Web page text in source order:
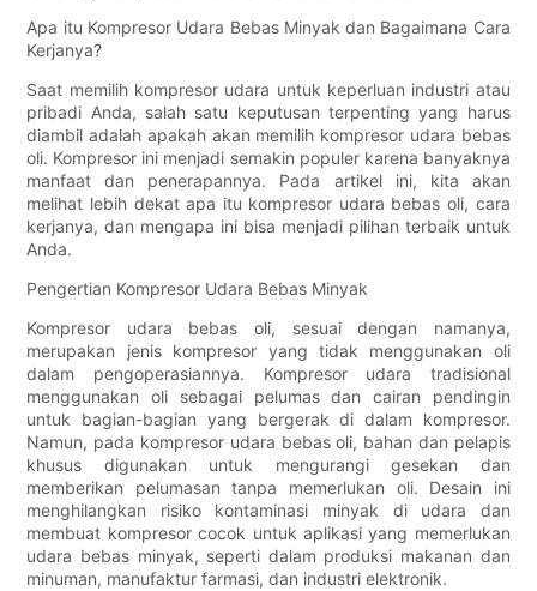
Apa itu Kompresor Udara Bebas Minyak dan Bagaimana Cara
Kerjanya?
Saat memilih kompresor udara untuk keperluan industri atau
pribadi Anda, salah satu keputusan terpenting yang harus
diambil adalah apakah akan memilih kompresor udara bebas
oli. Kompresor ini menjadi semakin populer karena banyaknya
manfaat dan penerapannya. Pada artikel ini, kita akan
melihat lebih dekat apa itu kompresor udara bebas oli, cara
kerjanya, dan mengapa ini bisa menjadi pilihan terbaik untuk
Anda.
Pengertian Kompresor Udara Bebas Minyak
Kompresor udara bebas oli, sesuai dengan namanya,
merupakan jenis kompresor yang tidak menggunakan oli
dalam pengoperasiannya. Kompresor udara tradisional
menggunakan oli sebagai pelumas dan cairan pendingin
untuk bagian-bagian yang bergerak di dalam kompresor.
Namun, pada kompresor udara bebas oli, bahan dan pelapis
khusus digunakan untuk mengurangi gesekan dan
memberikan pelumasan tanpa memerlukan oli. Desain ini
menghilangkan risiko kontaminasi minyak di udara dan
membuat kompresor cocok untuk aplikasi yang memerlukan
udara bebas minyak, seperti dalam produksi makanan dan
minuman, manufaktur farmasi, dan industri elektronik.